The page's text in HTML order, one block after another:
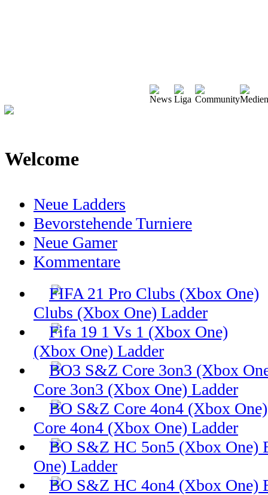
Welcome
Neue Ladders
Bevorstehende Turniere
Neue Gamer
Kommentare
Clubs (Xbox One) Ladder
(Xbox One) Ladder
Core 3on3 (Xbox One) Ladder
Core 4on4 (Xbox One) Ladder
One) Ladder